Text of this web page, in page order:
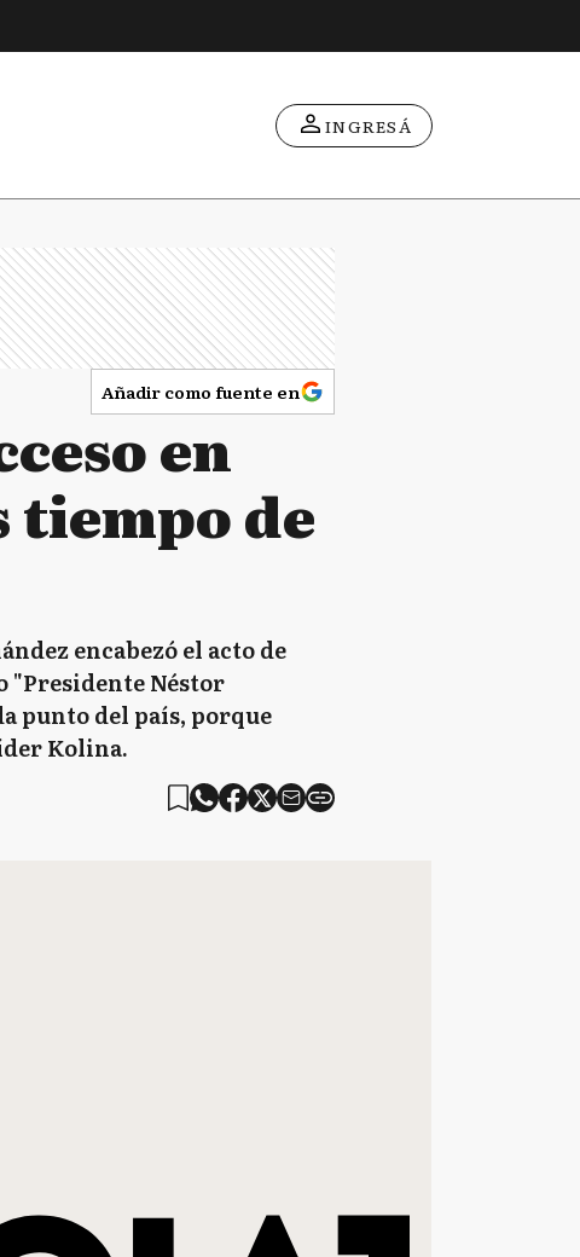
INGRESÁ
Añadir como fuente en
en
tiempo de
encabezó el acto de
"Presidente Néstor
punto del país, porque
Kolina.